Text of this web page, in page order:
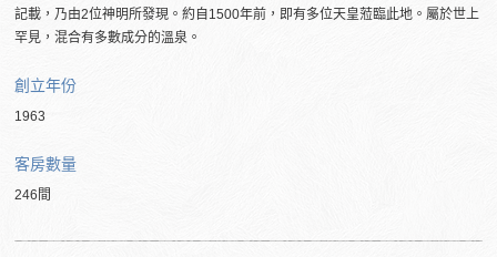
記載，乃由2位神明所發現。約自1500年前，即有多位天皇蒞臨此地。屬於世上
罕見，混合有多數成分的溫泉。
創立年份
1963
客房數量
246間